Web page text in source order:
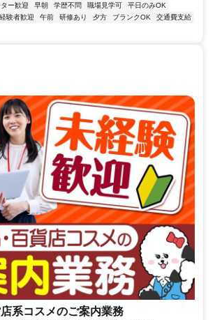
ー歓迎 早朝 学歴不問 職場見学可
平日のみOK
験者歓迎 午前 研修あり 夕方 ブランクOK
交通費支給
系コスメのご案内業務